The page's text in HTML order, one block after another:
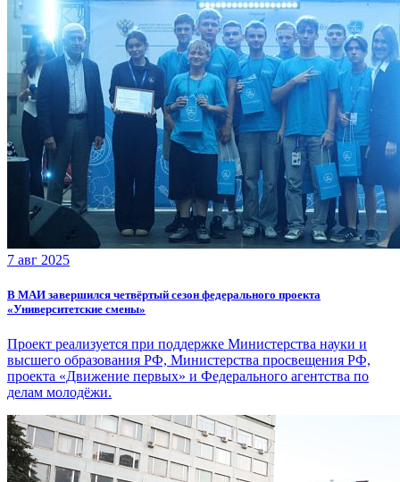
7 авг 2025
В МАИ завершился четвёртый сезон федерального проекта
«Университетские смены»
Проект реализуется при поддержке Министерства науки и
высшего образования РФ, Министерства просвещения РФ,
проекта «Движение первых» и Федерального агентства по
делам молодёжи.